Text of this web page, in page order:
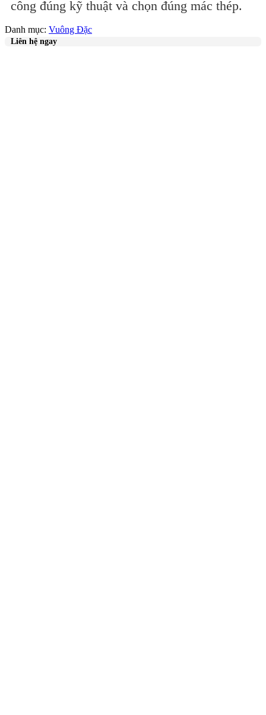
công đúng kỹ thuật và chọn đúng mác thép.
Danh mục: Vuông Đặc
Liên hệ ngay